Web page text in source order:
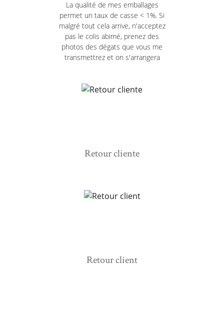
La qualité de mes emballages
permet un taux de casse < 1%. Si
malgré tout cela arrive, n'acceptez
pas le colis abimé, prenez des
photos des dégats que vous me
transmettrez et on s'arrangera
Retour cliente
Retour client